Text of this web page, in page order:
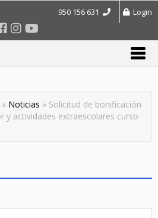
Login
950 156 631
» Noticias » Solicitud de bonificación
y actividades extraescolares curso